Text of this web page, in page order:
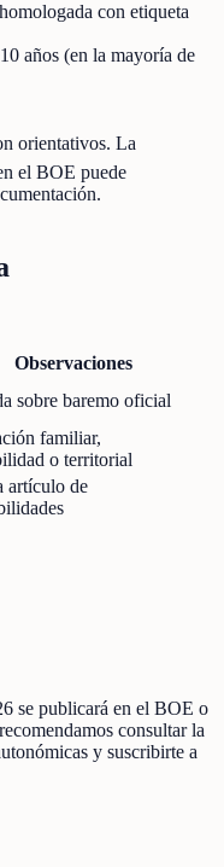
con etiqueta
años (en la mayoría de
orientativos. La
el BOE puede
Observaciones
sobre baremo oficial
familiar,
o territorial
artículo de
se publicará en el BOE o
consultar la
y suscribirte a